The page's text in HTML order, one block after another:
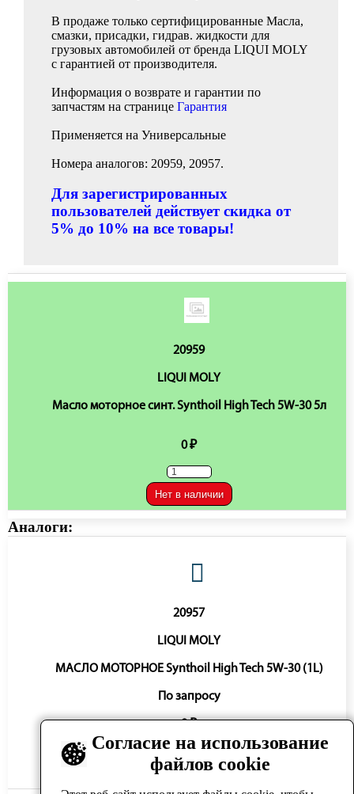
В продаже только сертифицированные Масла,
смазки, присадки, гидрав. жидкости для
грузовых автомобилей от бренда LIQUI MOLY
с гарантией от производителя.
Информация о возврате и гарантии по
запчастям на странице Гарантия
Применяется на Универсальные
Номера аналогов: 20959, 20957.
Для зарегистрированных
пользователей действует скидка от
5% до 10% на все товары!
20959
LIQUI MOLY
Масло моторное синт. Synthoil High Tech 5W-30 5л
0 ₽
Нет в наличии
Аналоги:
20957
LIQUI MOLY
МАСЛО МОТОРНОЕ Synthoil High Tech 5W-30 (1L)
По запросу
0 ₽
Нет в наличии
Согласие на использование
файлов cookie